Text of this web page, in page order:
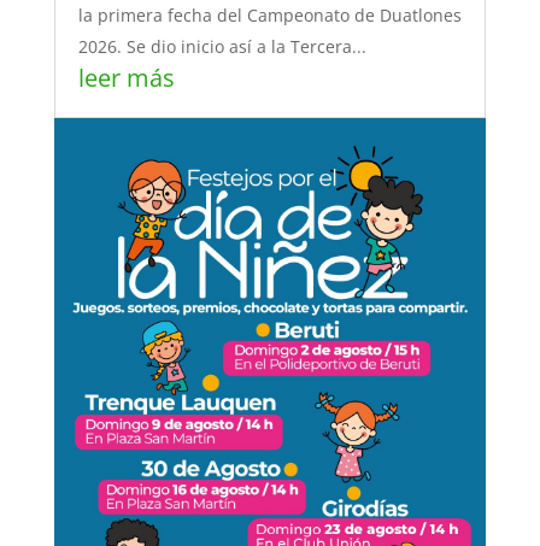
la primera fecha del Campeonato de Duatlones
2026. Se dio inicio así a la Tercera...
leer más